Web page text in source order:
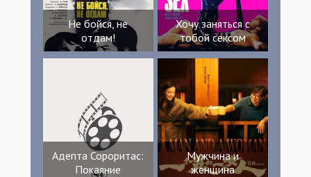
Не бойся, не
отдам!
Хочу заняться с
тобой сексом
Адепта Сороритас:
Покаяние
Мужчина и
женщина